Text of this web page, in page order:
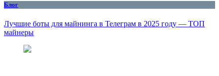
Блог
Лучшие боты для майнинга в Телеграм в 2025 году — ТОП
майнеры